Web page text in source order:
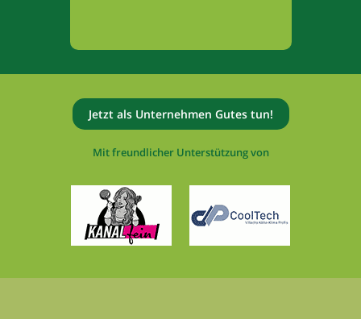
Jetzt als Unternehmen Gutes tun!
Mit freundlicher Unterstützung von